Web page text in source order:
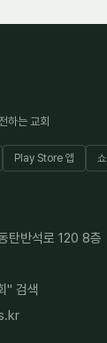
동탄명성교회')
리 및 보유 기간은
및 관리>
교회 홈페이지 이
하는 교회
Play Store 앱
탄반석로 120 8층
" 검색